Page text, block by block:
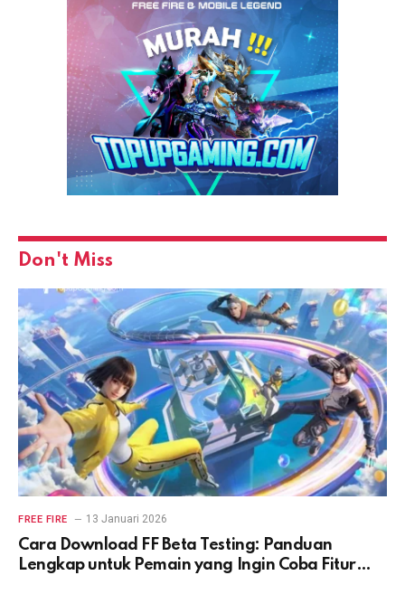
Don't Miss
FREE FIRE 13 Januari 2026
Cara Download FF Beta Testing: Panduan
Lengkap untuk Pemain yang Ingin Coba Fitur